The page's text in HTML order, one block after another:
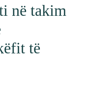
në takim
të